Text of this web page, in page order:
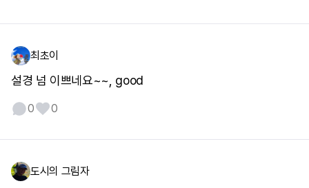
최초이
설경 넘 이쁘네요~~, good
0 0
도시의 그림자